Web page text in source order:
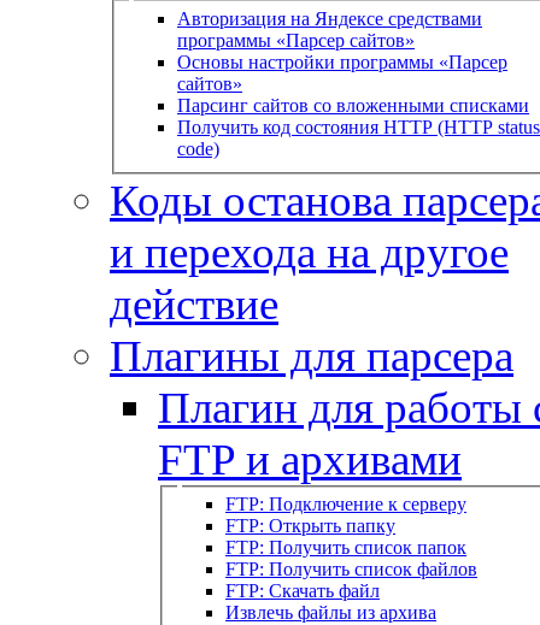
Авторизация на Яндексе средствами
программы «Парсер сайтов»
Основы настройки программы «Парсер
сайтов»
Парсинг сайтов со вложенными списками
Получить код состояния HTTP (HTTP status
code)
Коды останова
и перехода на другое
действие
Плагины для парсера
Плагин для работы
FTP и архивами
FTP: Подключение к серверу
FTP: Открыть папку
FTP: Получить список папок
FTP: Получить список файлов
FTP: Скачать файл
Извлечь файлы из архива